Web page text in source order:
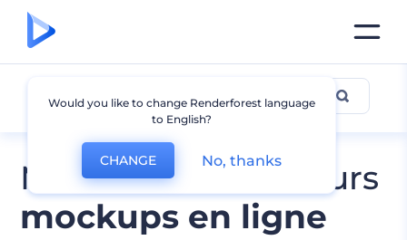
Modifiez les meilleurs
mockups en ligne
Conceptions de Mockups
Would you like to change Renderforest language
to English?
CHANGE No, thanks